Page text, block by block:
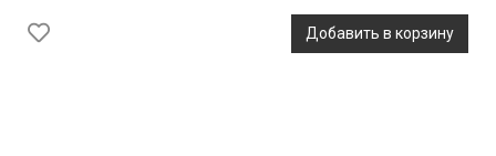
Добавить в корзину